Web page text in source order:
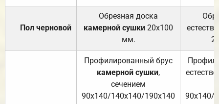
Пол черновой
Обрезная доска
камерной сушки 20х100
мм.
Профилированный брус
камерной сушки,
сечением
90х140/140х140/190х140
90х140/